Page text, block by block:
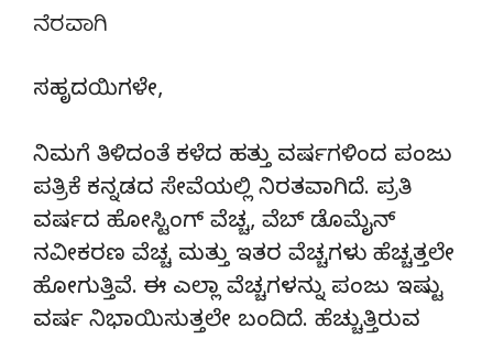
ನೆರವಾಗಿ
ಸಹೃದಯಿಗಳೇ,
ನಿಮಗೆ ತಿಳಿದಂತೆ ಕಳೆದ ಹತ್ತು ವರ್ಷಗಳಿಂದ ಪಂಜು
ಪತ್ರಿಕೆ ಕನ್ನಡದ ಸೇವೆಯಲ್ಲಿ ನಿರತವಾಗಿದೆ. ಪ್ರತಿ
ವರ್ಷದ ಹೋಸ್ಟಿಂಗ್‌ ವೆಚ್ಚ, ವೆಬ್‌ ಡೊಮೈನ್‌
ನವೀಕರಣ ವೆಚ್ಚ ಮತ್ತು ಇತರ ವೆಚ್ಚಗಳು ಹೆಚ್ಚತ್ತಲೇ
ಹೋಗುತ್ತಿವೆ. ಈ ಎಲ್ಲಾ ವೆಚ್ಚಗಳನ್ನು ಪಂಜು ಇಷ್ಟು
ವರ್ಷ ನಿಭಾಯಿಸುತ್ತಲೇ ಬಂದಿದೆ. ಹೆಚ್ಚುತ್ತಿರುವ